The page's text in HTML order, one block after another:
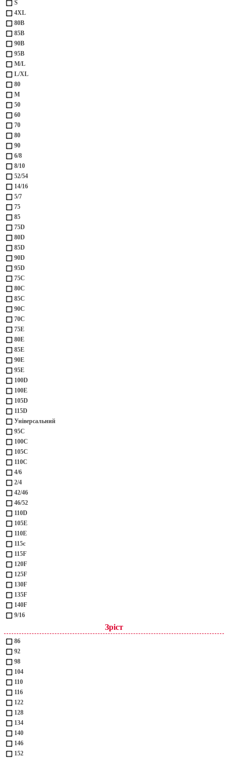
S
4XL
80B
85B
90B
95B
M/L
L/XL
80
M
50
60
70
80
90
6/8
8/10
52/54
14/16
5/7
75
85
75D
80D
85D
90D
95D
75С
80С
85С
90С
70С
75Е
80Е
85Е
90Е
95Е
100D
100Е
105D
115D
Універсальний
95С
100С
105С
110С
4/6
2/4
42/46
46/52
110D
105Е
110Е
115с
115F
120F
125F
130F
135F
140F
9/16
Зріст
86
92
98
104
110
116
122
128
134
140
146
152